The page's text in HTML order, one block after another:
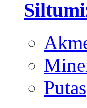
Putas